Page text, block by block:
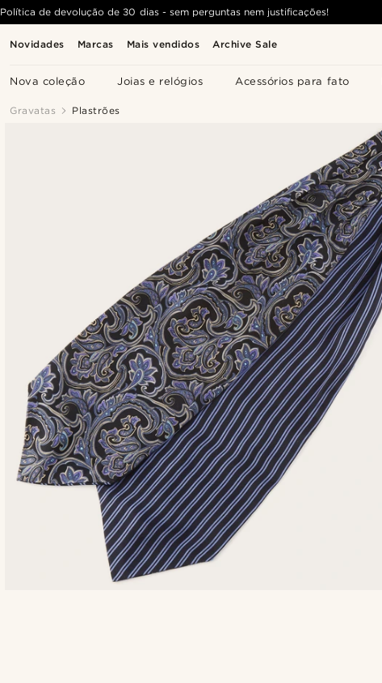
Novidades Marcas Mais vendidos Archive Sale
Nova coleção Joias e relógios Acessórios para fato
Política de devolução de 30 dias - sem perguntas nem justificações!
Gravatas Plastrões